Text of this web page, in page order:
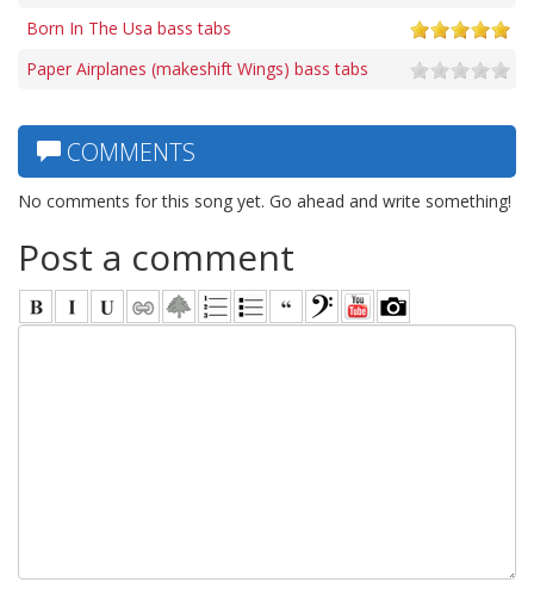
Born In The Usa bass tabs
Paper Airplanes (makeshift Wings) bass tabs
COMMENTS
No comments for this song yet. Go ahead and write something!
Post a comment